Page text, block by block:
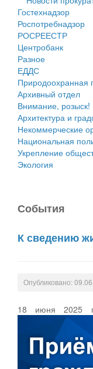
Собрание
Городское
Сельские
Гостехнадзор
Роспотребнадзор
РОСРЕЕСТР
Центробанк
Разное
ЕДДС
Природоохранная
Архивный отдел
Внимание, розыск!
Архитектура и
Некоммерческие
Национальная
Укрепление
Экология
События
К сведению
Опубликовано:
18 июня 2025